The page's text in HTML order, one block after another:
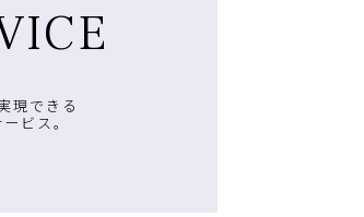
現できる
ビス。